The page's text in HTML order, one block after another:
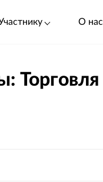
О нас
Торговля